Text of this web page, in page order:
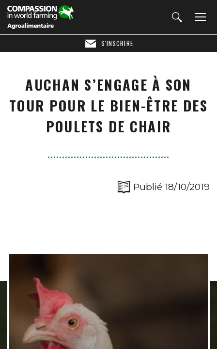
S'INSCRIRE
AUCHAN S’ENGAGE À SON
TOUR POUR LE BIEN-ÊTRE DES
POULETS DE CHAIR
Publié 18/10/2019